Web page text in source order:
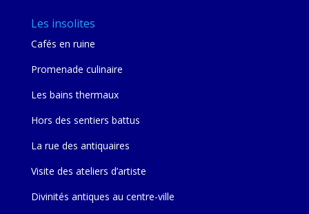
Les insolites
Cafés en ruine
Promenade culinaire
Les bains thermaux
Hors des sentiers battus
La rue des antiquaires
Visite des ateliers d’artiste
Divinités antiques au centre-ville